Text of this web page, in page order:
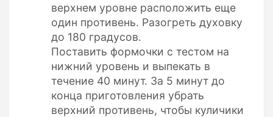
верхнем уровне расположить еще
один противень. Разогреть духовку
до 180 градусов.
Поставить формочки с тестом на
нижний уровень и выпекать в
течение 40 минут. За 5 минут до
конца приготовления убрать
верхний противень, чтобы куличики